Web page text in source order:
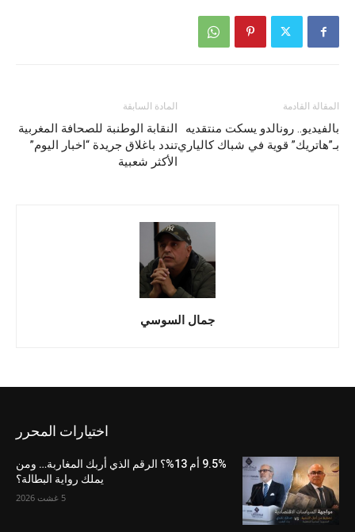
المادة السابقة
النقابة الوطنبة للصحافة المغربية
تندد باغلاق جريدة “اخبار اليوم”
الأكثر شعبية
المقالة القادمة
بالفيديو.. رونالدو يسكت منتقديه
بـ”هاتريك” قوية في شباك كالياري
جمال السوسي
اختيارات المحرر
9.5% أم 13%؟ الرقم الذي أربك المغاربة… ومن
يملك رواية البطالة؟
5 غشت 2026